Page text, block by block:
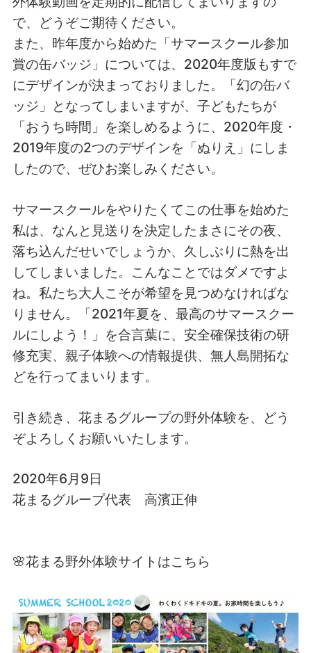
で、どうぞご期待ください。
また、昨年度から始めた「サマースクール参加
賞の缶バッジ」については、2020年度版もすで
にデザインが決まっておりました。「幻の缶バ
ッジ」となってしまいますが、子どもたちが
「おうち時間」を楽しめるように、2020年度・
2019年度の2つのデザインを「ぬりえ」にしま
したので、ぜひお楽しみください。
サマースクールをやりたくてこの仕事を始めた
私は、なんと見送りを決定したまさにその夜、
落ち込んだせいでしょうか、久しぶりに熱を出
してしまいました。こんなことではダメですよ
ね。私たち大人こそが希望を見つめなければな
りません。「2021年夏を、最高のサマースクー
ルにしよう！」を合言葉に、安全確保技術の研
修充実、親子体験への情報提供、無人島開拓な
どを行ってまいります。
引き続き、花まるグループの野外体験を、どう
ぞよろしくお願いいたします。
2020年6月9日
花まるグループ代表 高濱正伸
🌸花まる野外体験サイトはこちら